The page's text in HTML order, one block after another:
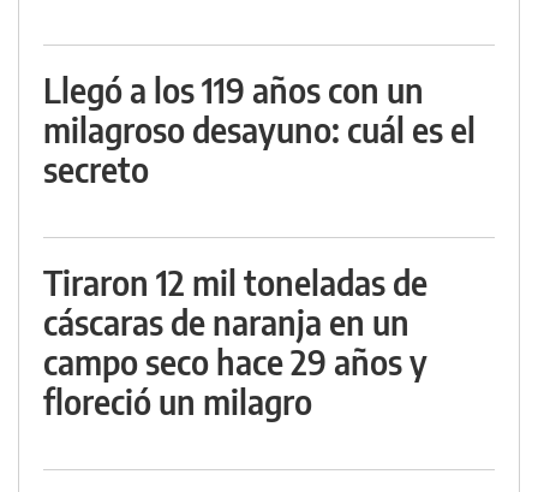
Llegó a los 119 años con un
milagroso desayuno: cuál es el
secreto
Tiraron 12 mil toneladas de
cáscaras de naranja en un
campo seco hace 29 años y
floreció un milagro